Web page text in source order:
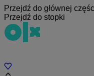
Przejdź do głównej
Przejdź do stopki